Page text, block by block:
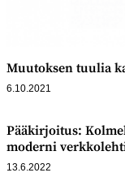
Muutoksen tuulia
6.10.2021
Pääkirjoitus:
moderni
13.6.2022